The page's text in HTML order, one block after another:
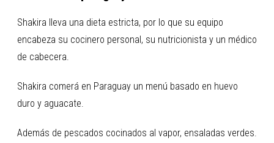
Shakira lleva una dieta estricta, por lo que su equipo
encabeza su cocinero personal, su nutricionista y un médico
de cabecera.
Shakira comerá en Paraguay un menú basado en huevo
duro y aguacate.
Además de pescados cocinados al vapor, ensaladas verdes.